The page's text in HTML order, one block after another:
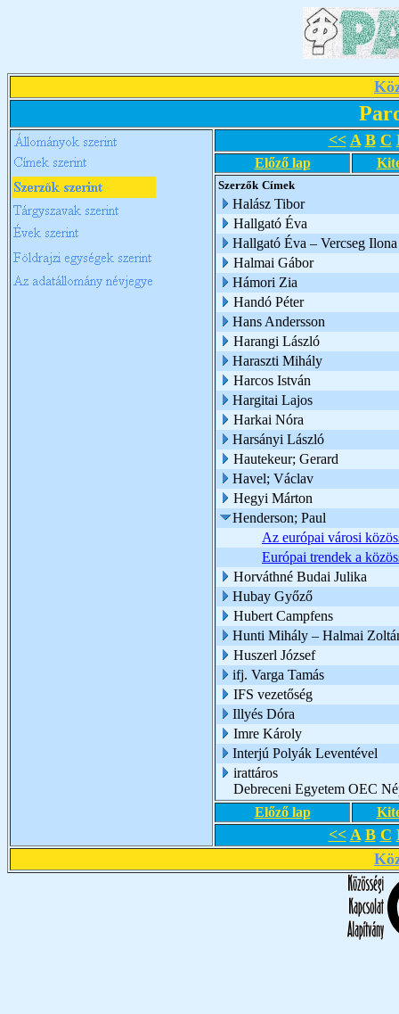
<< A B C
Előző lap
Szerzők Címek
Halász Tibor
Hallgató Éva
Hallgató Éva – Vercseg Ilona
Halmai Gábor
Hámori Zia
Handó Péter
Hans Andersson
Harangi László
Haraszti Mihály
Harcos István
Hargitai Lajos
Harkai Nóra
Harsányi László
Hautekeur; Gerard
Havel; Václav
Hegyi Márton
Henderson; Paul
Az európai városi
Európai trendek a
Horváthné Budai Julika
Hubay Győző
Hubert Campfens
Hunti Mihály – Halmai
Huszerl József
ifj. Varga Tamás
IFS vezetőség
Illyés Dóra
Imre Károly
Interjú Polyák Leventével
irattáros
Debreceni Egyetem OEC
Előző lap
<< A B C